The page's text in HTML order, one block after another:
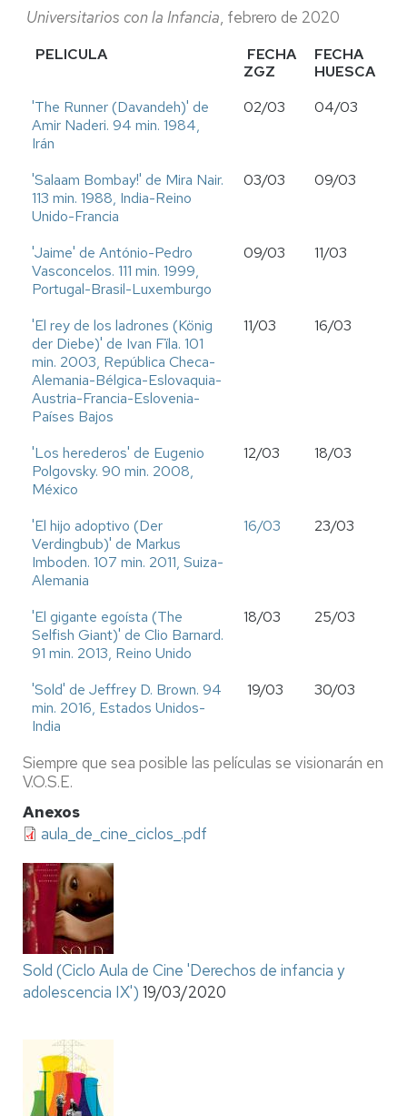
Universitarios con la Infancia, febrero de 2020
PELICULA
FECHA
ZGZ
FECHA
HUESCA
'The Runner (Davandeh)' de
Amir Naderi. 94 min. 1984,
Irán
02/03 04/03
'Salaam Bombay!' de Mira Nair.
113 min. 1988, India-Reino
Unido-Francia
03/03 09/03
'Jaime' de António-Pedro
Vasconcelos. 111 min. 1999,
Portugal-Brasil-Luxemburgo
09/03 11/03
'El rey de los ladrones (König
der Diebe)' de Ivan Fïla. 101
min. 2003, República Checa-
Alemania-Bélgica-Eslovaquia-
Austria-Francia-Eslovenia-
Países Bajos
11/03 16/03
'Los herederos' de Eugenio
Polgovsky. 90 min. 2008,
México
12/03 18/03
'El hijo adoptivo (Der
Verdingbub)' de Markus
Imboden. 107 min. 2011, Suiza-
Alemania
16/03 23/03
'El gigante egoísta (The
Selfish Giant)' de Clio Barnard.
91 min. 2013, Reino Unido
18/03 25/03
'Sold' de Jeffrey D. Brown. 94
min. 2016, Estados Unidos-
India
19/03 30/03
Siempre que sea posible las películas se visionarán en
V.O.S.E.
Anexos
aula_de_cine_ciclos_.pdf
Sold (Ciclo Aula de Cine 'Derechos de infancia y
adolescencia IX') 19/03/2020